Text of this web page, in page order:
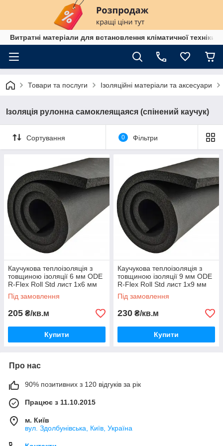
Витратні матеріали для встановлення кліматичної техніки
Товари та послуги Ізоляційні матеріали та аксесуари
Ізоляція рулонна самоклеящаяся (спінений каучук)
Сортування 0 Фільтри
Каучукова теплоізоляція з
товщиною ізоляції 6 мм ODE
R-Flex Roll Std лист 1х6 мм
(30 м2/рулон)
Під замовлення
205 ₴/кв.м
Купити
Каучукова теплоізоляція з
товщиною ізоляції 9 мм ODE
R-Flex Roll Std лист 1х9 мм
(24м.кв/рулон)
Під замовлення
230 ₴/кв.м
Купити
Про нас
90% позитивних з 120 відгуків за рік
Працює з 11.10.2015
м. Київ
вул. Здолбунівська, Київ, Україна